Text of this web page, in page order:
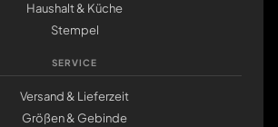
Haushalt & Küche
Stempel
SERVICE
Versand & Lieferzeit
Größen & Gebinde